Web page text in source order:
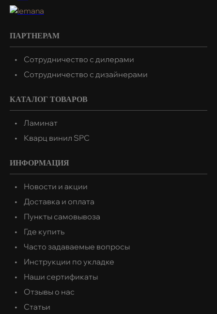
ПАРТНЕРАМ
Сотрудничество с дилерами
Сотрудничество с дизайнерами
КАТАЛОГ ТОВАРОВ
Ламинат
Кварц винил SPC
ИНФОРМАЦИЯ
Новости и акции
Доставка и оплата
Пункты самовывоза
Где купить
Часто задаваемые вопросы
Инструкции по укладке
Наши сертификаты
Отзывы о нас
Статьи